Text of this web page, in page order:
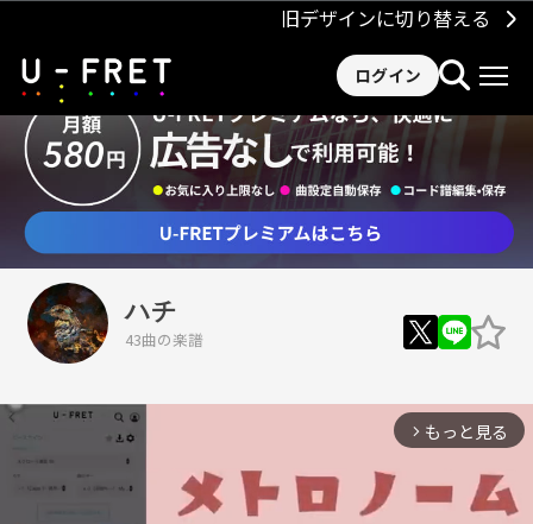
旧デザインに切り替える
ログイン
ハチ
43曲の楽譜
arrow_forward_ios もっと見る